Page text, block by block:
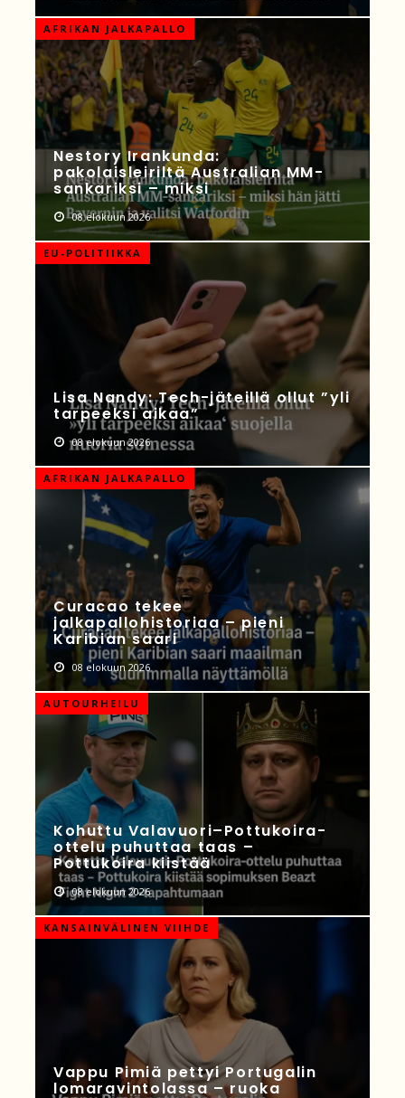
AFRIKAN JALKAPALLO
Nestory Irankunda:
pakolaisleiriltä Australian MM-
sankariksi – miksi
08 elokuun 2026
EU-POLITIIKKA
Lisa Nandy: Tech-jäteillä ollut ”yli
tarpeeksi aikaa”
08 elokuun 2026
AFRIKAN JALKAPALLO
Curacao tekee
jalkapallohistoriaa – pieni
Karibian saari
08 elokuun 2026
AUTOURHEILU
Kohuttu Valavuori–Pottukoira-
ottelu puhuttaa taas –
Pottukoira kiistää
08 elokuun 2026
KANSAINVÄLINEN VIIHDE
Vappu Pimiä pettyi Portugalin
lomaravintolassa – ruoka